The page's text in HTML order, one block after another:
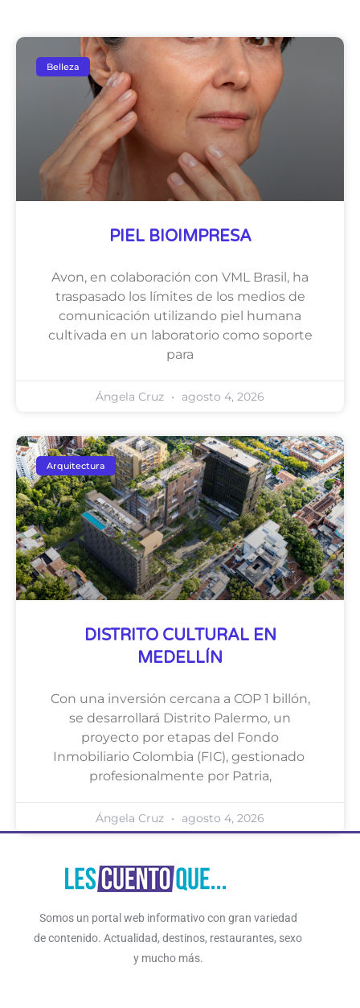
Belleza
PIEL BIOIMPRESA
Avon, en colaboración con VML Brasil, ha
traspasado los límites de los medios de
comunicación utilizando piel humana
cultivada en un laboratorio como soporte
para
Ángela Cruz agosto 4, 2026
Arquitectura
DISTRITO CULTURAL EN
MEDELLÍN
Con una inversión cercana a COP 1 billón,
se desarrollará Distrito Palermo, un
proyecto por etapas del Fondo
Inmobiliario Colombia (FIC), gestionado
profesionalmente por Patria,
Ángela Cruz agosto 4, 2026
Somos un portal web informativo con gran variedad
de contenido. Actualidad, destinos, restaurantes, sexo
y mucho más.